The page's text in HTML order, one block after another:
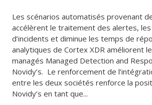
Les scénarios automatisés provenant
accélèrent le traitement des alertes, les
d’incidents et diminue les temps de
analytiques de Cortex XDR améliorent
managés Managed Detection and
Novidy’s. Le renforcement de
entre les deux sociétés renforce la
Novidy’s en tant que...